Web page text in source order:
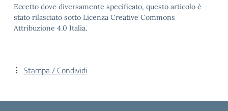
Eccetto dove diversamente specificato, questo articolo è
stato rilasciato sotto Licenza Creative Commons
Attribuzione 4.0 Italia.
Stampa / Condividi